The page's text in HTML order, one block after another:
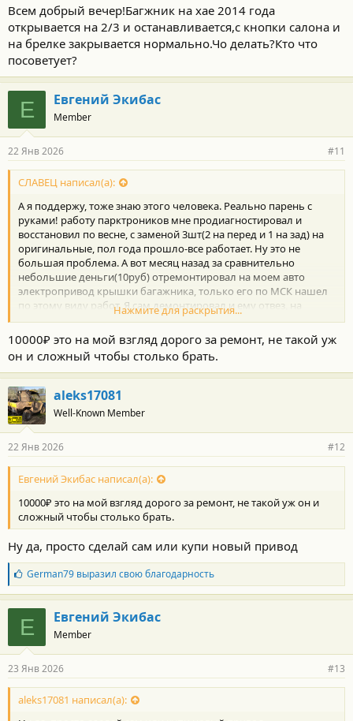
с
т
и
Всем добрый вечер!Багжник на хае 2014 года
открывается на 2/3 и останавливается,с кнопки салона и
на брелке закрывается нормально.Чо делать?Кто что
посоветует?
Е Евгений Экибас
Member
22 Янв 2026 #11
СЛАВЕЦ написал(а):
А я поддержу, тоже знаю этого человека. Реально парень с
руками! работу парктроников мне продиагностировал и
восстановил по весне, с заменой 3шт(2 на перед и 1 на зад) на
оригинальные, пол года прошло-все работает. Ну это не
большая проблема. А вот месяц назад за сравнительно
небольшие деньги(10руб) отремонтировал на моем авто
электропривод крышки багажника, только его по МСК нашел
по этому виду работ. Я сам демонтировал и ему отвез, на
след.день было готово. Забрал поставил, все работает.
Нажмите для раскрытия...
10000₽ это на мой взгляд дорого за ремонт, не такой уж
он и сложный чтобы столько брать.
aleks17081
Well-Known Member
22 Янв 2026 #12
Евгений Экибас написал(а):
10000₽ это на мой взгляд дорого за ремонт, не такой уж он и
сложный чтобы столько брать.
Ну да, просто сделай сам или купи новый привод
Б
л
а
г
о
д
а
н
о
с
German79выразил свою благодарность
Е Евгений Экибас
Member
23 Янв 2026 #13
aleks17081 написал(а):